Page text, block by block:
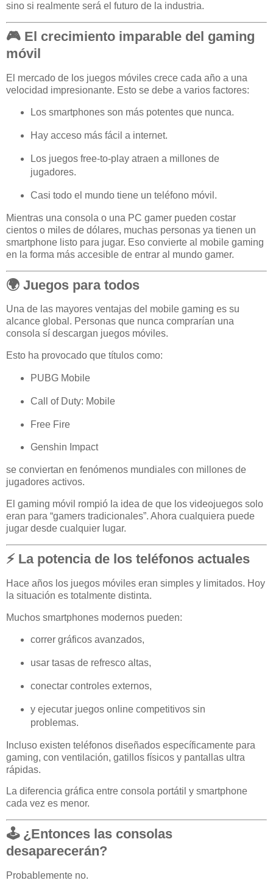
sino si realmente será el futuro de la industria.
🎮 El crecimiento imparable del gaming
móvil
El mercado de los juegos móviles crece cada año a una
velocidad impresionante. Esto se debe a varios factores:
Los smartphones son más potentes que nunca.
Hay acceso más fácil a internet.
Los juegos free-to-play atraen a millones de
jugadores.
Casi todo el mundo tiene un teléfono móvil.
Mientras una consola o una PC gamer pueden costar
cientos o miles de dólares, muchas personas ya tienen un
smartphone listo para jugar. Eso convierte al mobile gaming
en la forma más accesible de entrar al mundo gamer.
🌍 Juegos para todos
Una de las mayores ventajas del mobile gaming es su
alcance global. Personas que nunca comprarían una
consola sí descargan juegos móviles.
Esto ha provocado que títulos como:
PUBG Mobile
Call of Duty: Mobile
Free Fire
Genshin Impact
se conviertan en fenómenos mundiales con millones de
jugadores activos.
El gaming móvil rompió la idea de que los videojuegos solo
eran para “gamers tradicionales”. Ahora cualquiera puede
jugar desde cualquier lugar.
⚡ La potencia de los teléfonos actuales
Hace años los juegos móviles eran simples y limitados. Hoy
la situación es totalmente distinta.
Muchos smartphones modernos pueden:
correr gráficos avanzados,
usar tasas de refresco altas,
conectar controles externos,
y ejecutar juegos online competitivos sin
problemas.
Incluso existen teléfonos diseñados específicamente para
gaming, con ventilación, gatillos físicos y pantallas ultra
rápidas.
La diferencia gráfica entre consola portátil y smartphone
cada vez es menor.
🕹️ ¿Entonces las consolas
desaparecerán?
Probablemente no.